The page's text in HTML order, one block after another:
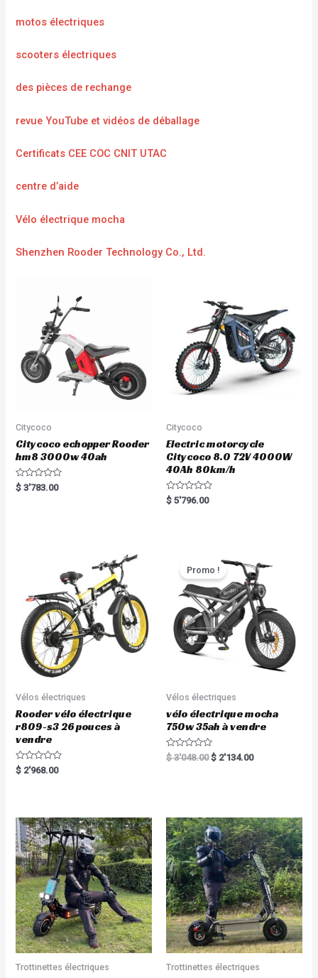
motos électriques
scooters électriques
des pièces de rechange
revue YouTube et vidéos de déballage
Certificats CEE COC CNIT UTAC
centre d’aide
Vélo électrique mocha
Shenzhen Rooder Technology Co., Ltd.
Citycoco
Citycoco echopper Rooder
hm8 3000w 40ah
R
a
$ 3'783.00
Citycoco
Electric motorcycle
Citycoco 8.0 72V 4000W
40Ah 80km/h
R
a
$ 5'796.00
Vélos électriques
Rooder vélo électrique
r809-s3 26 pouces à
vendre
R
a
o
u
t
o
f
5
$ 2'968.00
Promo !
Vélos électriques
vélo électrique mocha
750w 35ah à vendre
R
a
t
o
f
5
$3'048.00 $ 2'134.00
Trottinettes électriques Trottinettes électriques